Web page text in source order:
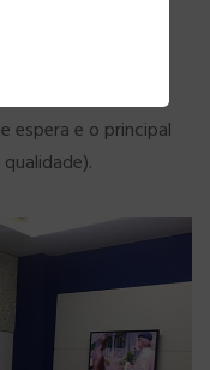
espera e o principal